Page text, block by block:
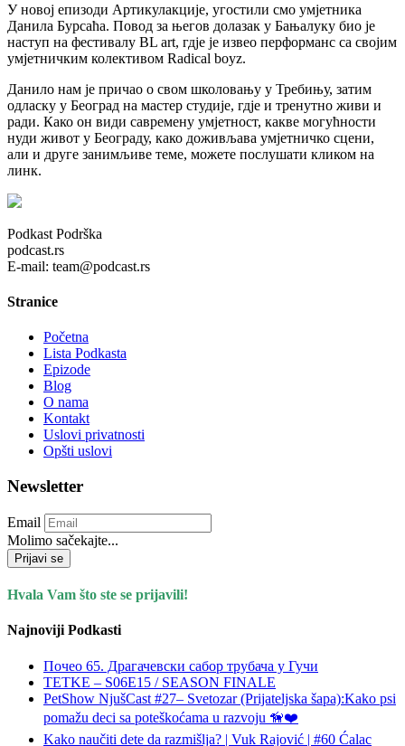
У новој епизоди Артикулакције, угостили смо умјетника
Данила Бурсаћа. Повод за његов долазак у Бањалуку био је
наступ на фестивалу BL art, гдје је извео перформанс са својим
умјетничким колективом Radical boyz.
Данило нам је причао о свом школовању у Требињу, затим
одласку у Београд на мастер студије, гдје и тренутно живи и
ради. Како он види савремену умјетност, какве могућности
нуди живот у Београду, како доживљава умјетничко сцени,
али и друге занимљиве теме, можете послушати кликом на
линк.
Podkast Podrška
podcast.rs
E-mail: team@podcast.rs
Stranice
Početna
Lista Podkasta
Epizode
Blog
O nama
Kontakt
Uslovi privatnosti
Opšti uslovi
Newsletter
Email
Molimo sačekajte...
Prijavi se
Hvala Vam što ste se prijavili!
Najnoviji Podkasti
Почео 65. Драгачевски сабор трубача у Гучи
TETKE – S06E15 / SEASON FINALE
PetShow NjušCast #27– Svetozar (Prijateljska šapa):Kako psi
pomažu deci sa poteškoćama u razvoju 🦮❤️
Kako naučiti dete da razmišlja? | Vuk Rajović | #60 Ćalac